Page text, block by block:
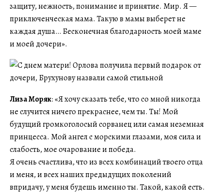
защиту, нежность, понимание и принятие. Мир. Я —
приключенческая мама. Такую в мамы выберет не
каждая душа… Бесконечная благодарность моей маме
и моей дочери».
Лиза Моряк: «Я хочу сказать тебе, что со мной никогда
не случится ничего прекраснее, чем ты. Ты! Мой
будущий громкоголосый сорванец или самая неземная
принцесса. Мой ангел с морскими глазами, моя сила и
слабость, мое очарование и победа.
Я очень счастлива, что из всех комбинаций твоего отца
и меня, и всех наших предыдущих поколений
впридачу, у меня будешь именно ты. Такой, какой есть.